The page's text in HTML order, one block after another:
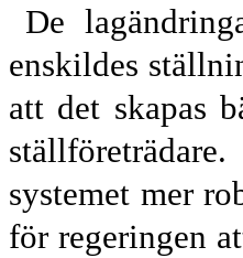
De
enskildes
att det skapas
ställföre
systemet mer
för regeringen